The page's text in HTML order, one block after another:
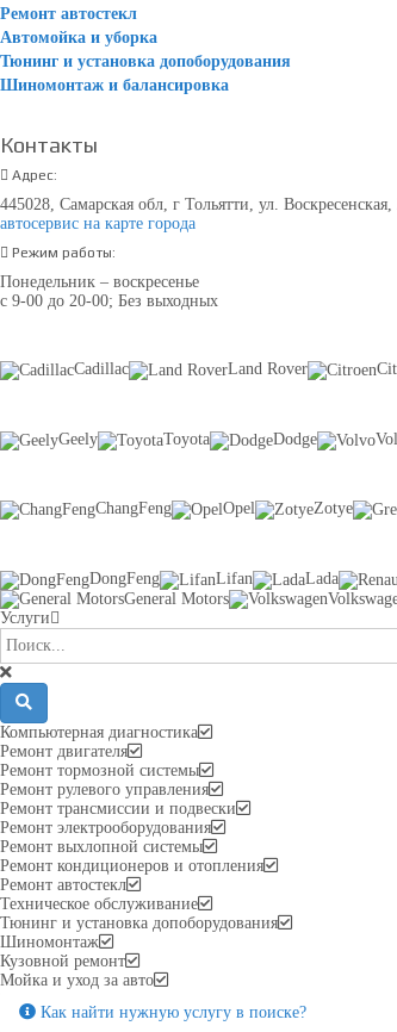
Ремонт автостекл
Автомойка и уборка
Тюнинг и установка допоборудования
Шиномонтаж и балансировка
Контакты
Адрес:
445028, Самарская обл, г Тольятти, ул. Воскресенская,
автосервис на карте города
Режим работы:
Понедельник – воскресенье
с 9-00 до 20-00; Без выходных
Cadillac Land Rover
Geely Toyota Dodge
ChangFeng Opel Zotye
DongFeng Lifan Lada
General Motors
Услуги
Компьютерная диагностика
Ремонт двигателя
Ремонт тормозной системы
Ремонт рулевого управления
Ремонт трансмиссии и подвески
Ремонт электрооборудования
Ремонт выхлопной системы
Ремонт кондиционеров и отопления
Ремонт автостекл
Техническое обслуживание
Тюнинг и установка допоборудования
Шиномонтаж
Кузовной ремонт
Мойка и уход за авто
Как найти нужную услугу в поиске?